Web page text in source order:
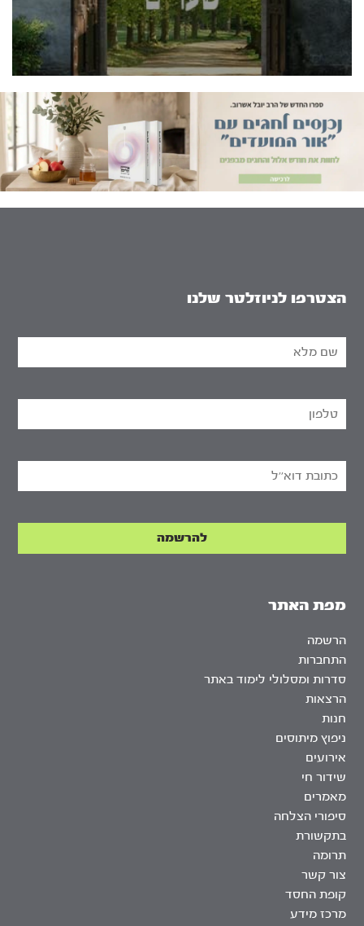
מפת האתר
הרשמה
התחברות
סדרות ומסלולי לימוד באתר
הרצאות
חנות
ניפוץ מיתוסים
אירועים
שידור חי
מאמרים
סיפורי הצלחה
בתקשורת
תרומה
צור קשר
קופת החסד
מרכז מידע
הצטרפו לניוזלטר שלנו